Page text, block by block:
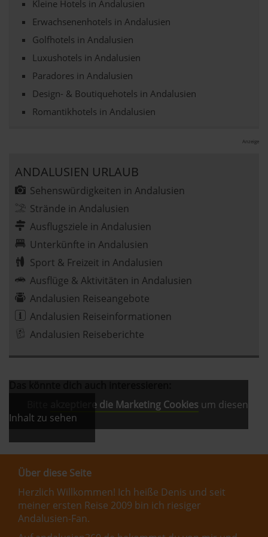
verwendeten Verfahren und Begrifflichkeiten (z.B.
»Cookies«, »Marketing« und »Statistik«) erhältst du in
Datenschutzerklärung|Impressum
Kleine Hotels in Andalusien
Erwachsenenhotels in Andalusien
Golfhotels in Andalusien
Luxushotels in Andalusien
Paradores in Andalusien
Design- & Boutiquehotels in Andalusien
Romantikhotels in Andalusien
Anzeige
ANDALUSIEN URLAUB
Sehenswürdigkeiten in Andalusien
Strände in Andalusien
Ausflugsziele in Andalusien
Unterkünfte in Andalusien
Sport & Freizeit in Andalusien
Ausflüge & Aktivitäten in Andalusien
Andalusien Reiseangebote
Andalusien Reiseinformationen
Andalusien Reiseberichte
akzeptiere die Marketing Cookies um diesen
Inhalt zu sehen
Über diese Seite
Herzlich Willkommen! Ich heiße Denis und seit
meiner ersten Reise 2009 bin ich riesiger
Andalusien-Fan.